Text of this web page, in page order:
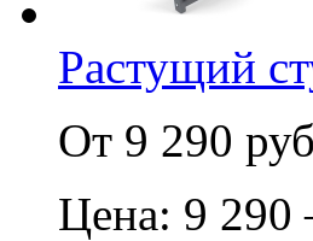
Растущий
От 9 290 руб
Цена: 9 290